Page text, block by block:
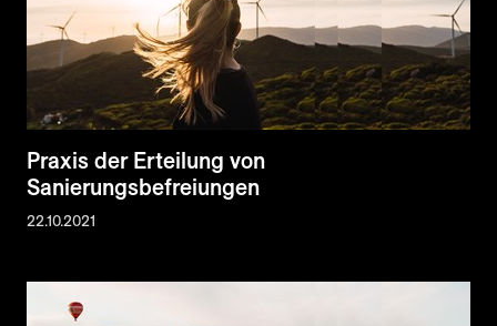
Praxis der Erteilung von
Sanierungsbefreiungen
22.10.2021